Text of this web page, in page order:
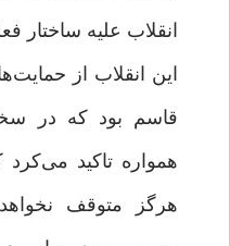
انقلاب علیه
این انقلاب از
قاسم بود که در
همواره تاکید
هرگز متوقف